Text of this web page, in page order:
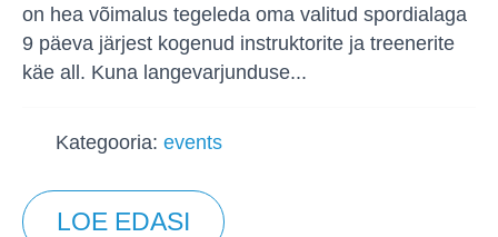
on hea võimalus tegeleda oma valitud spordialaga
9 päeva järjest kogenud instruktorite ja treenerite
käe all. Kuna langevarjunduse...
Kategooria: events
LOE EDASI